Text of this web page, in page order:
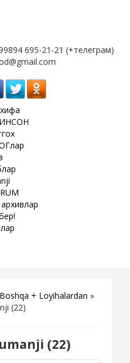
695-21-21 (+телеграм)
Boshqa + Loyihalardan »
(22)
(22)